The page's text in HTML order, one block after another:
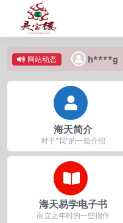
网站动态 h****g
海天简介
对于"我"的一些介绍
海天易学电子书
而立之年时的一些拙作